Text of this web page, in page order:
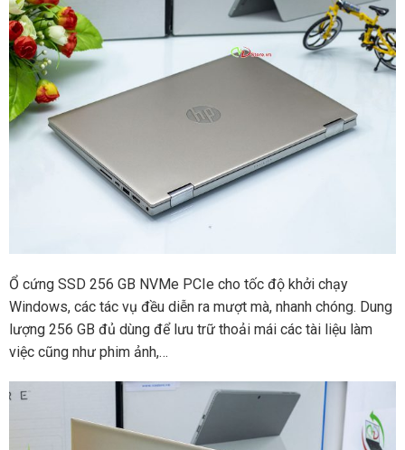
Ổ cứng SSD 256 GB NVMe PCIe cho tốc độ khởi chạy
Windows, các tác vụ đều diễn ra mượt mà, nhanh chóng. Dung
lượng 256 GB đủ dùng để lưu trữ thoải mái các tài liệu làm
việc cũng như phim ảnh,…